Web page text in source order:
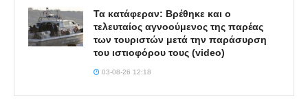
Τα κατάφεραν: Βρέθηκε και ο
τελευταίος αγνοούμενος της παρέας
των τουριστών μετά την παράσυρση
του ιστιοφόρου τους (video)
03-08-26 12:18